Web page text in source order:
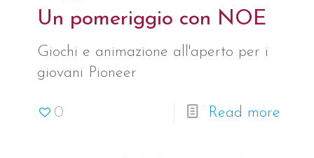
Un pomeriggio con NOE
Giochi e animazione all'aperto per i
giovani Pioneer
0 Read more